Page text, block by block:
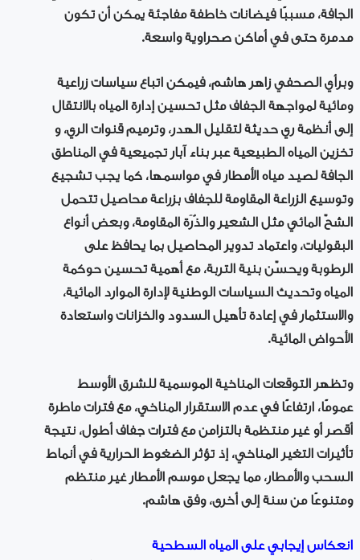
الجافة، مسببًا فيضانات خاطفة مفاجئة يمكن أن تكون
مدمرة حتى في أماكن صحراوية واسعة.
وبرأي الصحفي زاهر هاشم، فيمكن اتباع سياسات زراعية
ومائية لمواجهة الجفاف مثل تحسين إدارة المياه بالانتقال
إلى أنظمة ري حديثة لتقليل الهدر، وترميم قنوات الري، و
تخزين المياه الطبيعية عبر بناء آبار تجميعية في المناطق
الجافة لصيد مياه الأمطار في مواسمها، كما يجب تشجيع
وتوسيع الزراعة المقاومة للجفاف بزراعة محاصيل تتحمل
الشحّ المائي مثل الشعير والذُرَة المقاومة، وبعض أنواع
البقوليات، واعتماد تدوير المحاصيل بما يحافظ على
الرطوبة ويحسّن بنية التربة، مع أهمية تحسين حوكمة
المياه وتحديث السياسات الوطنية لإدارة الموارد المائية،
والاستثمار في إعادة تأهيل السدود والخزانات واستعادة
الأحواض المائية.
وتظهر التوقعات المناخية الموسمية للشرق الأوسط
عمومًا، ارتفاعًا في عدم الاستقرار المناخي، مع فترات ماطرة
أقصر أو غير منتظمة بالتزامن مع فترات جفاف أطول، نتيجة
تأثيرات التغير المناخي، إذ تؤثر الضغوط الحرارية في أنماط
السحب والأمطار، مما يجعل موسم الأمطار غير منتظم
ومتنوعًا من سنة إلى أخرى، وفق هاشم.
انعكاس إيجابي على المياه السطحية